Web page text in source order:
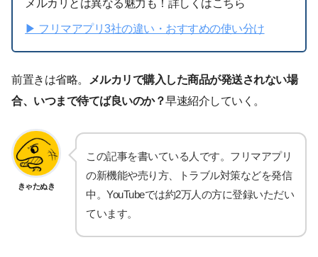
メルカリとは異なる魅力も！詳しくはこちら
▶︎ フリマアプリ3社の違い・おすすめの使い分け
前置きは省略。
メルカリで購入した商品が発送されない場
合、いつまで待てば良いのか？早速紹介していく。
きゃたぬき
この記事を書いている人です。フリマアプリ
の新機能や売り方、トラブル対策などを発信
中。YouTubeでは約2万人の方に登録いただい
ています。